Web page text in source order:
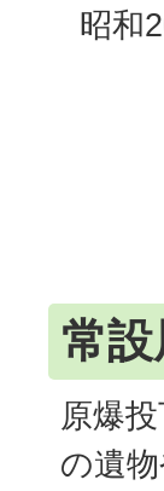
昭和
常
原爆
の遺